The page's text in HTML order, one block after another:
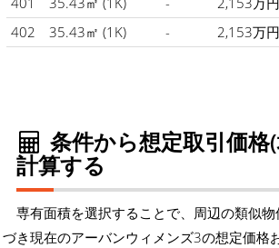
402
35.43㎡ (1K) - 2,153万円
条件から想定取引価格
計算する
専有面積を選択することで、周辺の類似
づき現在のアーバンウィメンズ3の想定価格